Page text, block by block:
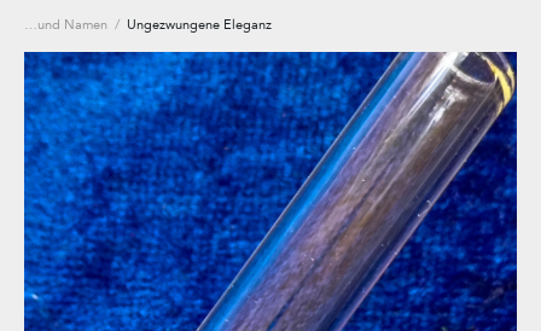
…und Namen / Ungezwungene Eleganz